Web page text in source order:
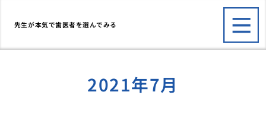
先生が本気で歯医者を選んでみる
2021年7月